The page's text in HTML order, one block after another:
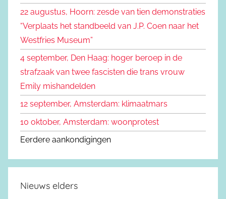
n
r
:
e
n
22 augustus, Hoorn: zesde van tien demonstraties
“Verplaats het standbeeld van J.P. Coen naar het
Westfries Museum”
4 september, Den Haag: hoger beroep in de
strafzaak van twee fascisten die trans vrouw
Emily mishandelden
12 september, Amsterdam: klimaatmars
10 oktober, Amsterdam: woonprotest
Eerdere aankondigingen
Nieuws elders